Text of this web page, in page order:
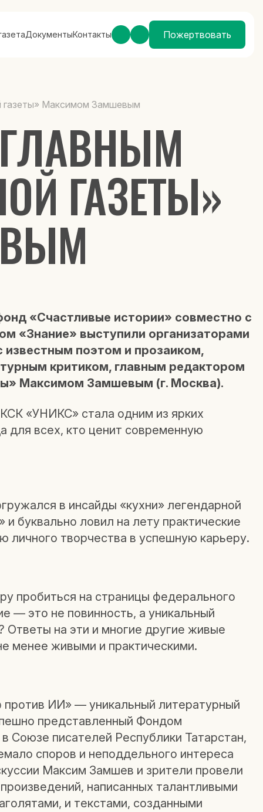
ДокументыКонтакты Пожертвовать
газеты» Максимом Замшевым
ГАЗЕТЫ»
«Счастливые истории» совместно с
«Знание» выступили организаторами
известным поэтом и прозаиком,
критиком, главным редактором
Максимом Замшевым (г. Москва).
«УНИКС» стала одним из ярких
для всех, кто ценит современную
в инсайды «кухни» легендарной
и буквально ловил на лету практические
личного творчества в успешную карьеру.
пробиться на страницы федерального
— это не повинность, а уникальный
Ответы на эти и многие другие живые
менее живыми и практическими.
против ИИ» — уникальный литературный
представленный Фондом
Союзе писателей Республики Татарстан,
споров и неподдельного интереса
Максим Замшев и зрители провели
написанных талантливыми
и текстами, созданными